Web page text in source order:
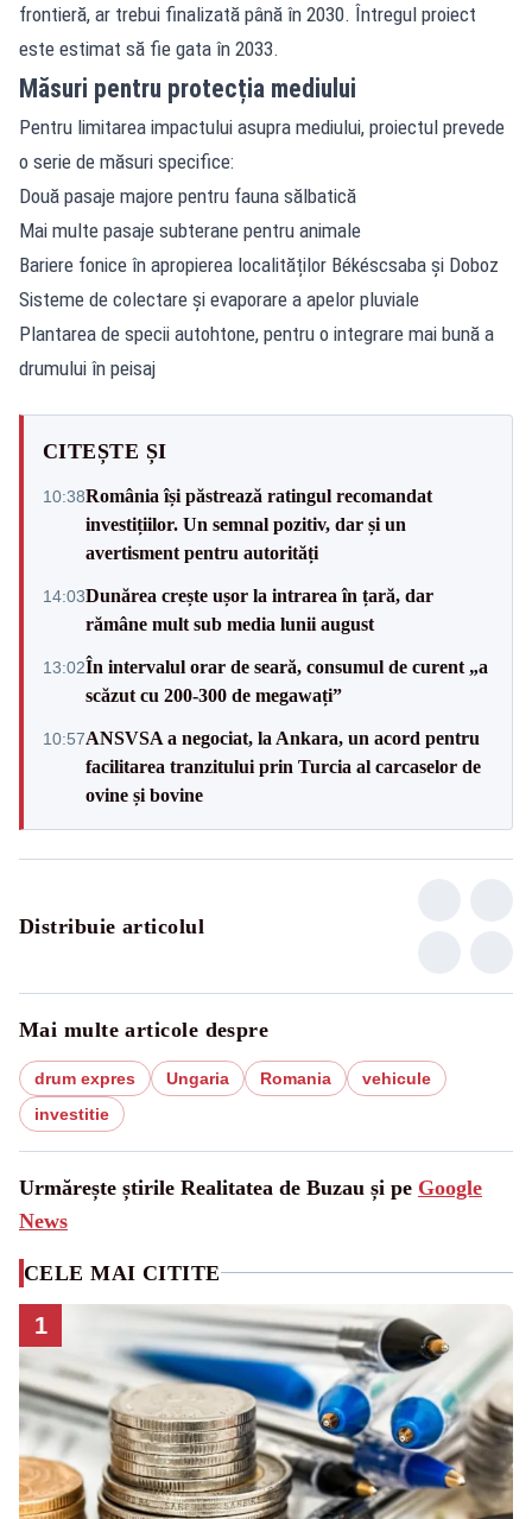
frontieră, ar trebui finalizată până în 2030. Întregul proiect
este estimat să fie gata în 2033.
Măsuri pentru protecția mediului
Pentru limitarea impactului asupra mediului, proiectul prevede
o serie de măsuri specifice:
Două pasaje majore pentru fauna sălbatică
Mai multe pasaje subterane pentru animale
Bariere fonice în apropierea localităților Békéscsaba și Doboz
Sisteme de colectare și evaporare a apelor pluviale
Plantarea de specii autohtone, pentru o integrare mai bună a
drumului în peisaj
CITEȘTE ȘI
10:38România își păstrează ratingul recomandat
investițiilor. Un semnal pozitiv, dar și un
avertisment pentru autorități
14:03Dunărea crește ușor la intrarea în țară, dar
rămâne mult sub media lunii august
13:02În intervalul orar de seară, consumul de curent „a
scăzut cu 200-300 de megawați”
10:57ANSVSA a negociat, la Ankara, un acord pentru
facilitarea tranzitului prin Turcia al carcaselor de
ovine și bovine
Distribuie articolul
Mai multe articole despre
drum expres Ungaria Romania
vehicule
investitie
Urmărește știrile Realitatea de Buzau și pe Google
News
CELE MAI CITITE
1